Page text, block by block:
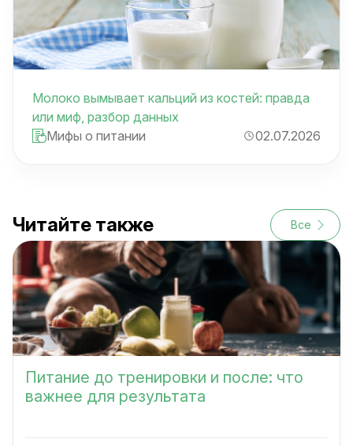
Молоко вымывает кальций из костей: правда
или миф, разбор данных
Мифы о питании
02.07.2026
Читайте также Все
Питание до тренировки и после: что
важнее для результата